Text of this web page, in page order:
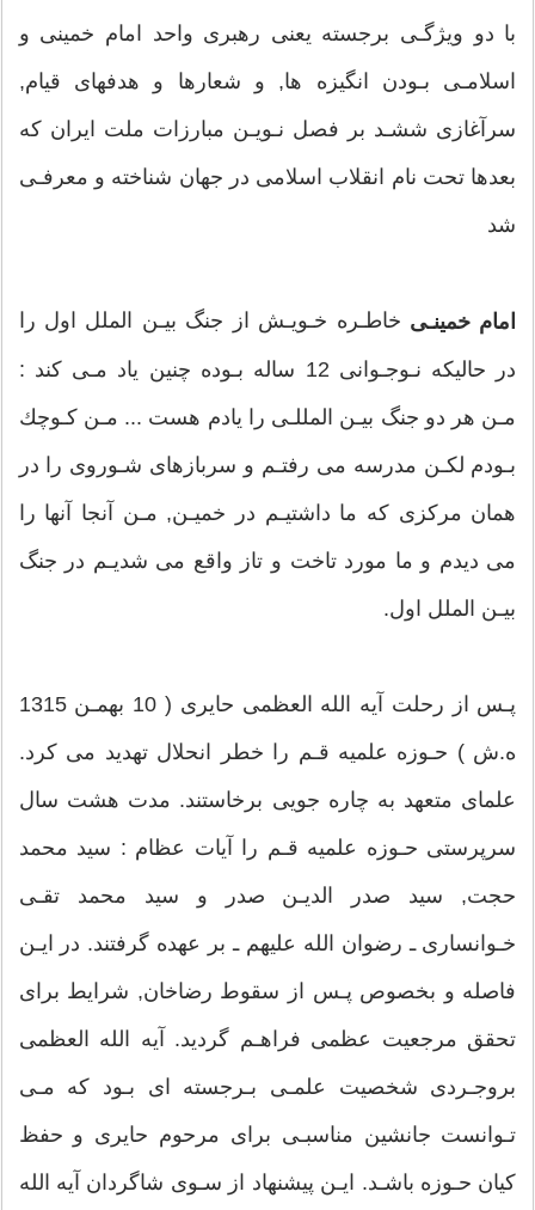
با دو ويژگـى برجسته يعنى رهبرى واحد امام خمينى و
اسلامـى بـودن انگيزه ها, و شعارها و هدفهاى قيام,
سرآغازى ششـد بر فصل نـويـن مبارزات ملت ايران كه
بعدها تحت نام انقلاب اسلامى در جهان شناخته و معرفـى
شد
امام خمينـى خاطـره خـويـش از جنگ بيـن الملل اول را
در حاليكه نـوجـوانى 12 ساله بـوده چنين ياد مـى كند :
مـن هر دو جنگ بيـن المللـى را يادم هست ... مـن كـوچك
بـودم لكـن مدرسه مى رفتـم و سربازهاى شـوروى را در
همان مركزى كه ما داشتيـم در خميـن, مـن آنجا آنها را
مى ديدم و ما مورد تاخت و تاز واقع مى شديـم در جنگ
بيـن الملل اول.
پـس از رحلت آيه الله العظمى حايرى ( 10 بهمـن 1315
ه.ش ) حـوزه علميه قـم را خطر انحلال تهديد مى كرد.
علماى متعهد به چاره جويى برخاستند. مدت هشت سال
سرپرستى حـوزه علميه قـم را آيات عظام : سيد محمد
حجت, سيد صدر الديـن صدر و سيد محمد تقـى
خـوانسارى ـ رضوان الله عليهم ـ بر عهده گرفتند. در ايـن
فاصله و بخصوص پـس از سقوط رضاخان, شرايط براى
تحقق مرجعيت عظمى فراهـم گرديد. آيه الله العظمى
بروجـردى شخصيت علمـى بـرجسته اى بـود كه مـى
تـوانست جانشين مناسبـى براى مرحوم حايرى و حفظ
كيان حـوزه باشـد. ايـن پيشنهاد از سـوى شاگردان آيه الله